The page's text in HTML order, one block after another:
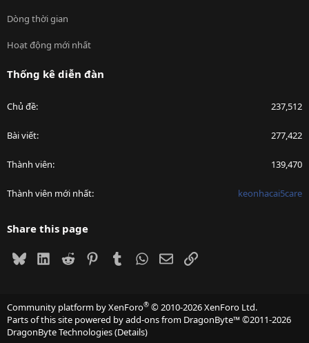
Dòng thời gian
Hoạt động mới nhất
Thống kê diễn đàn
Chủ đề 237,512
Bài viết 277,422
Thành viên 139,470
Thành viên mới nhất keonhacai5care
Share this page
BlueskyLinkedIn
Reddit PinterestTumblrWhatsApp
EmailLink
Community platform by XenForo® © 2010-2026 XenForo Ltd.
Parts of this site powered byadd-ons from DragonByte™©2011-2026
DragonByte Technologies(Details)